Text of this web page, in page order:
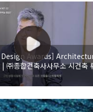
Design Awards]
㈜종합건축사사무소 시건축